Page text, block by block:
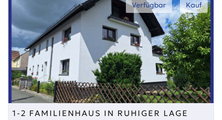
Verfügbar Kauf
1-2 FAMILIENHAUS IN RUHIGER LAGE